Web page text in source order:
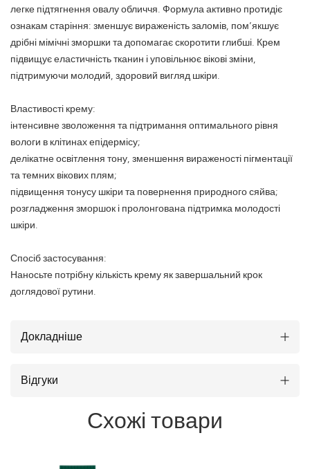
легке підтягнення овалу обличчя. Формула активно протидіє
ознакам старіння: зменшує вираженість заломів, пом’якшує
дрібні мімічні зморшки та допомагає скоротити глибші. Крем
підвищує еластичність тканин і уповільнює вікові зміни,
підтримуючи молодий, здоровий вигляд шкіри.
Властивості крему:
інтенсивне зволоження та підтримання оптимального рівня
вологи в клітинах епідермісу;
делікатне освітлення тону, зменшення вираженості пігментації
та темних вікових плям;
підвищення тонусу шкіри та повернення природного сяйва;
розгладження зморшок і пролонгована підтримка молодості
шкіри.
Спосіб застосування:
Наносьте потрібну кількість крему як завершальний крок
доглядової рутини.
Докладніше
Відгуки
Схожі товари